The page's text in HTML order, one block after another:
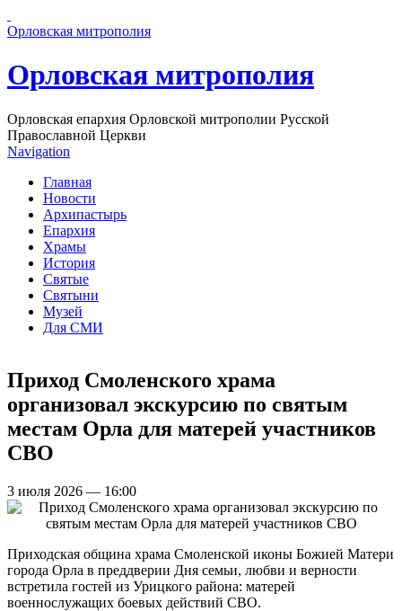
Орловская митрополия
Орловская митрополия
Орловская епархия Орловской митрополии Русской
Православной Церкви
Navigation
Главная
Новости
Архипастырь
Епархия
Храмы
История
Святые
Святыни
Музей
Для СМИ
Приход Смоленского храма
организовал экскурсию по святым
местам Орла для матерей участников
СВО
3 июля 2026 — 16:00
Приходская община храма Смоленской иконы Божией Матери
города Орла в преддверии Дня семьи, любви и верности
встретила гостей из Урицкого района: матерей
военнослужащих боевых действий СВО.